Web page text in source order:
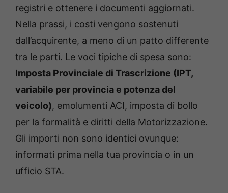
registri e ottenere i documenti aggiornati.
Nella prassi, i costi vengono sostenuti
dall’acquirente, a meno di un patto differente
tra le parti. Le voci tipiche di spesa sono:
Imposta Provinciale di Trascrizione (IPT,
variabile per provincia e potenza del
veicolo), emolumenti ACI, imposta di bollo
per la formalità e diritti della Motorizzazione.
Gli importi non sono identici ovunque:
informati prima nella tua provincia o in un
ufficio STA.